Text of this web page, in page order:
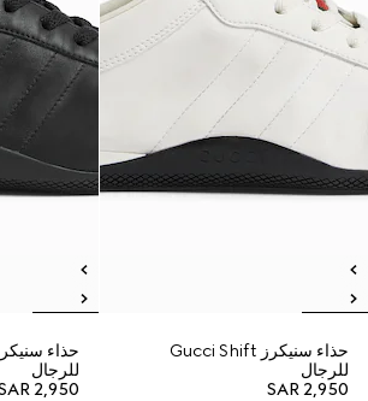
حذاء سنيكرز Gucci Shift
للرجال
SAR 2,950
للرجال
2,950